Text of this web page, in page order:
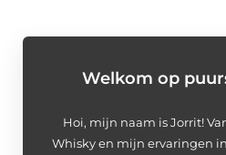
Welkom op
Hoi, mijn naam is Jorrit!
Whisky en mijn ervaringen